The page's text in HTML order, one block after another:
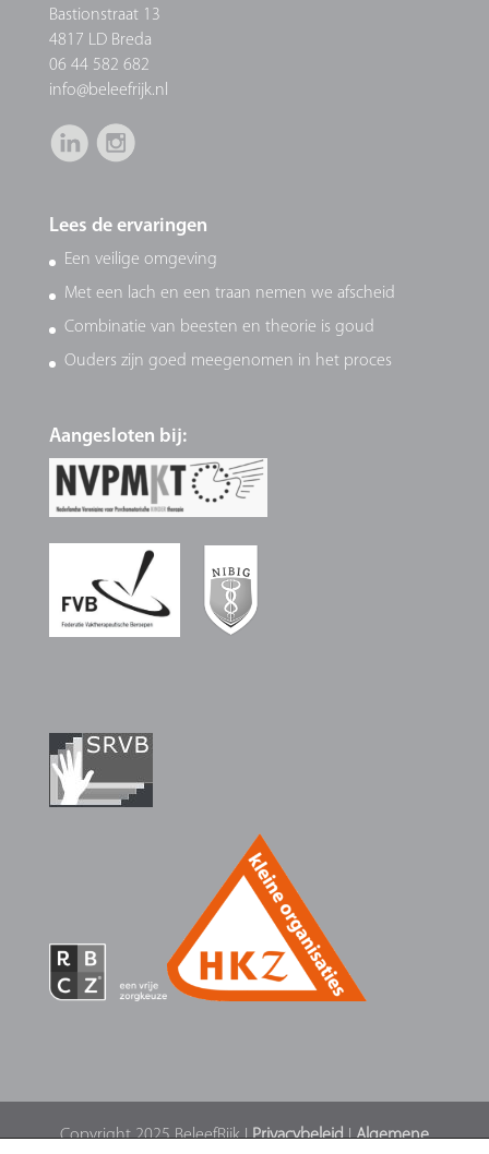
Bastionstraat 13
4817 LD Breda
06 44 582 682
info@beleefrijk.nl
Lees de ervaringen
Een veilige omgeving
Met een lach en een traan nemen we afscheid
Combinatie van beesten en theorie is goud
Ouders zijn goed meegenomen in het proces
Aangesloten bij:
Copyright 2025 BeleefRijk IPrivacybeleidIAlgemene